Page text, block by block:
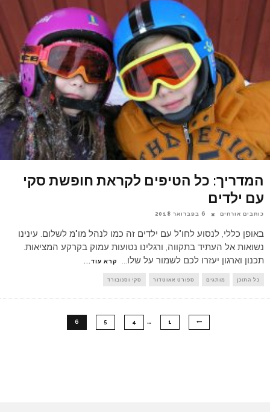
המדריך: כל הטיפים לקראת חופשת סקי
עם ילדים
כותבים אורחים 6 בפברואר 2018
באופן כללי, לנסוע לחו"ל עם ילדים זה כמו לנהל מו"מ לשלום. עינינו
נשואות אל העתיד בתקווה, ורגלינו נטועות עמוק בקרקע המציאות.
תכנון וארגון יעזרו לכם לשמור על שלו... קרא עוד...
כל התוכן מותגים ספורט אאוטדור סקי וסנובורד
1
…
4
5
6